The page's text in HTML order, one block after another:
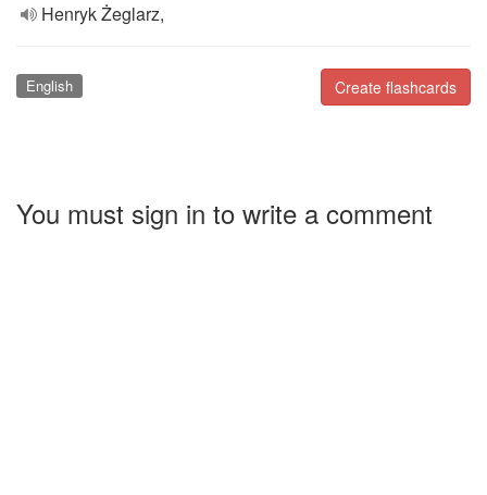
Henryk Żeglarz,
Create flashcards
English
You must sign in to write a comment